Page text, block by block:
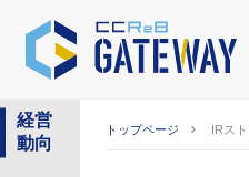
経営
動向
トップページ IRス